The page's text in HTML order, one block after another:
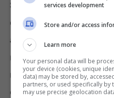
Si tratta di una
composta da oltre 100
a questo momento,
miseri, inferiori a 9 euro
maggiorazione sulla
della vigilanza privata
services development
Store and/or access
Learn more
Your personal data will be
your device (cookies, unique
data) may be stored by,
partners, or used specifically by
may use precise geolocation